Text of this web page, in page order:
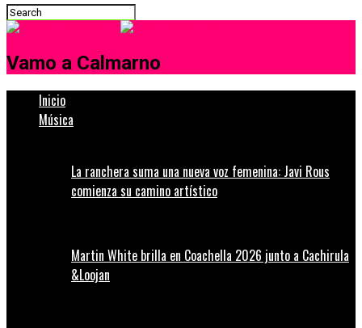
Vamo a Calmarno
Inicio
Música
La ranchera suma una nueva voz femenina: Javi Rous
comienza su camino artístico
Martin White brilla en Coachella 2026 junto a Cachirula
&Loojan